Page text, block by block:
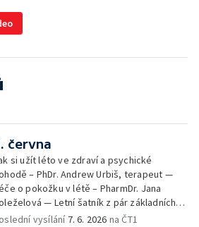
června
si užít léto ve zdraví a psychické
– PhDr. Andrew Urbiš, terapeut —
o pokožku v létě – PharmDr. Jana
— Letní šatník z pár základních
– Luděk Šmehlík, stylista —
vysílání 7. 6. 2026 na ČT1